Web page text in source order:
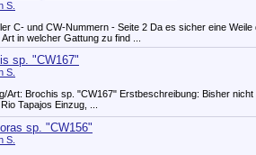
S.
C- und CW-Nummern - Seite 2 Da es sicher eine
in welcher Gattung zu find ...
sp. "CW167"
S.
Art: Brochis sp. "CW167" Erstbeschreibung: Bisher
Tapajos Einzug, ...
sp. "CW156"
S.